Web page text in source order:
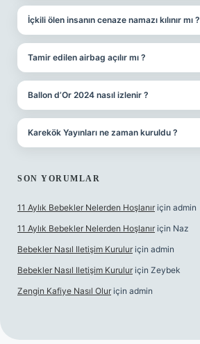
İçkili ölen insanın cenaze namazı kılınır mı ?
Tamir edilen airbag açılır mı ?
Ballon d’Or 2024 nasıl izlenir ?
Karekök Yayınları ne zaman kuruldu ?
SON YORUMLAR
11 Aylık Bebekler Nelerden Hoşlanır için admin
11 Aylık Bebekler Nelerden Hoşlanır için Naz
Bebekler Nasıl Iletişim Kurulur için admin
Bebekler Nasıl Iletişim Kurulur için Zeybek
Zengin Kafiye Nasıl Olur için admin